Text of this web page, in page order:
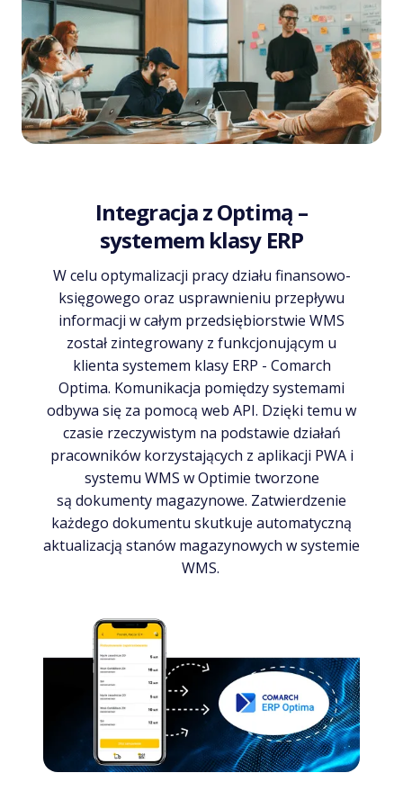
Integracja z Optimą –
systemem klasy ERP
W celu optymalizacji pracy działu finansowo-
księgowego oraz usprawnieniu przepływu
informacji w całym przedsiębiorstwie WMS
został zintegrowany z funkcjonującym u
klienta systemem klasy ERP - Comarch
Optima. Komunikacja pomiędzy systemami
odbywa się za pomocą web API. Dzięki temu w
czasie rzeczywistym na podstawie działań
pracowników korzystających z aplikacji PWA i
systemu WMS w Optimie tworzone
są dokumenty magazynowe. Zatwierdzenie
każdego dokumentu skutkuje automatyczną
aktualizacją stanów magazynowych w systemie
WMS.